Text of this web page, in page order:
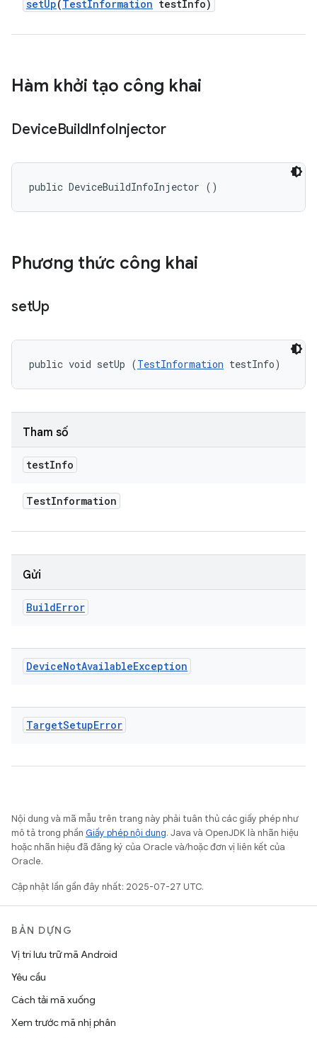
setUp(TestInformation testInfo)
Hàm khởi tạo công khai
DeviceBuildInfoInjector
public DeviceBuildInfoInjector ()
Phương thức công khai
setUp
public void setUp (TestInformation testInfo)
Tham số
testInfo
TestInformation
Gửi
BuildError
DeviceNotAvailableException
TargetSetupError
Nội dung và mã mẫu trên trang này phải tuân thủ các giấy phép như
mô tả trong phần Giấy phép nội dung. Java và OpenJDK là nhãn hiệu
hoặc nhãn hiệu đã đăng ký của Oracle và/hoặc đơn vị liên kết của
Oracle.
Cập nhật lần gần đây nhất: 2025-07-27 UTC.
BẢN DỰNG
Vị trí lưu trữ mã Android
Yêu cầu
Cách tải mã xuống
Xem trước mã nhị phân